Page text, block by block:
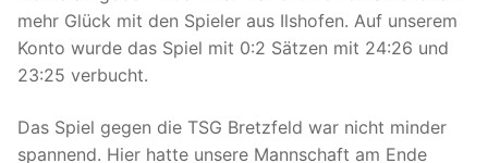
mehr Glück mit den Spieler aus Ilshofen. Auf unserem
Konto wurde das Spiel mit 0:2 Sätzen mit 24:26 und
23:25 verbucht.
Das Spiel gegen die TSG Bretzfeld war nicht minder
spannend. Hier hatte unsere Mannschaft am Ende